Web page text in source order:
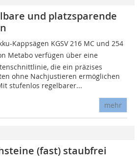
und platzsparende
Kappsägen KGSV 216 MC und 254
Metabo verfügen über eine
die ein präzises
ohne Nachjustieren ermöglichen
stufenlos regelbarer...
mehr
(fast) staubfrei